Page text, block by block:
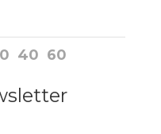
40 60